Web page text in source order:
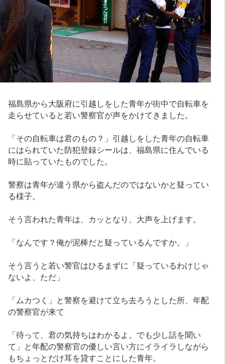
福島県から大阪府に引越しをした青年が街中で自転車を
走らせていると若い警察官が声をかけてきました。
「その自転車は君のもの？」引越しをした青年の自転車
にはられていた防犯登録シールは、福島県に住んでいる
時に貼っていたものでした。
警察は青年が違う県から盗んだのではないかと疑ってい
る様子。
そう言われた青年は、カッとなり、大声を上げます。
「なんです？俺が泥棒だと疑っているんですか。」
そう言うと若い警官はひるまずに「疑っているわけじゃ
ないよ、ただ」
「ムカつく」と警察を避けて立ち去ろうとした所、年配
の警察官が来て
「待って、君の気持ちはわかるよ。でも少し話を聞い
て」と年配の警察官の優しい言い方にイライラしながら
もちょっとだけ耳を貸すことにした青年。